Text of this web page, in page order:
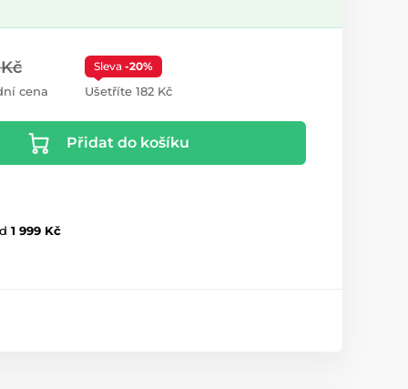
cena
Sleva -20%
Ušetříte 182 Kč
Přidat do košíku
1 999 Kč